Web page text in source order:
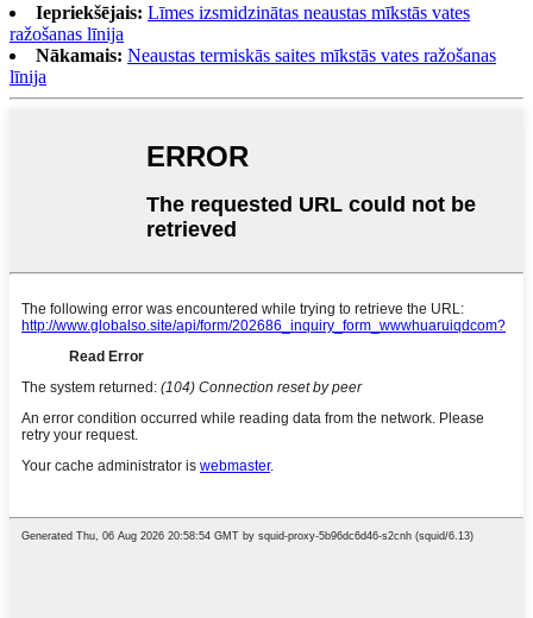
Iepriekšējais: Līmes izsmidzinātas neaustas mīkstās vates
ražošanas līnija
Nākamais: Neaustas termiskās saites mīkstās vates ražošanas
līnija